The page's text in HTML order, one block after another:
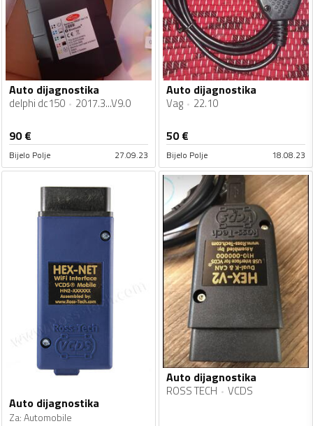
Auto dijagnostika
delphi dc150 2017.3...V9.0
90€
Bijelo Polje 27.09.23
Auto dijagnostika
Vag 22.10
50€
Bijelo Polje 18.08.23
Auto dijagnostika
Za:Automobile
Auto dijagnostika
ROSS TECH VCDS